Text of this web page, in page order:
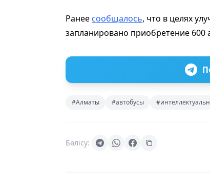
Ранее сообщалось, что в целях
запланировано приобретение 600
#Алматы #автобусы
Бөлісу: